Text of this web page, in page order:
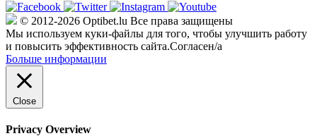
© 2012-2026 Optibet.lu Все права защищены
Мы используем куки-файлы для того, чтобы улучшить работу
и повысить эффективность сайта.Согласен/а
Больше информации
Close
Privacy Overview